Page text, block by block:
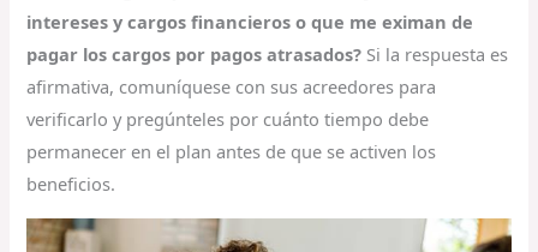
intereses y cargos financieros o que me eximan de
pagar los cargos por pagos atrasados? Si la respuesta es
afirmativa, comuníquese con sus acreedores para
verificarlo y pregúnteles por cuánto tiempo debe
permanecer en el plan antes de que se activen los
beneficios.